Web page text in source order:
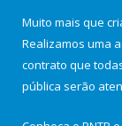
Muito mais que
Realizamos uma
contrato que
pública serão